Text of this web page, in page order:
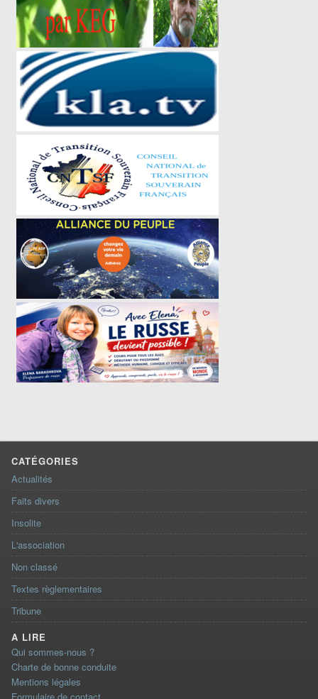
CATÉGORIES
Actualités
Faits divers
Insolite
L'association
Non classé
Textes règlementaires
Tribune
A LIRE
Qui sommes-nous ?
Charte de bonne conduite
Mentions légales